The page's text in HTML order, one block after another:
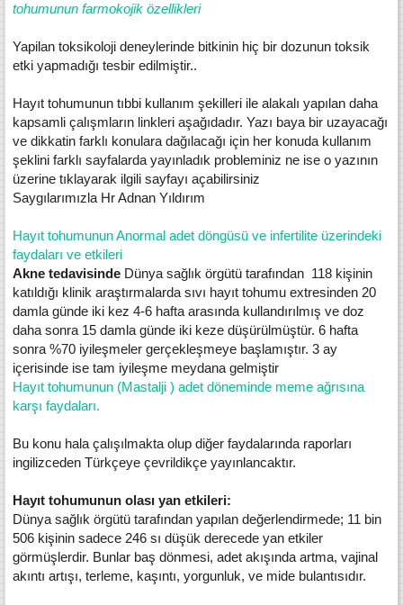
tohumunun farmokojik özellikleri
Yapilan toksikoloji deneylerinde bitkinin hiç bir dozunun toksik
etki yapmadığı tesbir edilmiştir..
Hayıt tohumunun tıbbi kullanım şekilleri ile alakalı yapılan daha
kapsamli çalışmların linkleri aşağıdadır. Yazı baya bir uzayacağı
ve dikkatin farklı konulara dağılacağı için her konuda kullanım
şeklini farklı sayfalarda yayınladık probleminiz ne ise o yazının
üzerine tıklayarak ilgili sayfayı açabilirsiniz
Saygılarımızla Hr Adnan Yıldırım
Hayıt tohumunun Anormal adet döngüsü ve infertilite üzerindeki
faydaları ve etkileri
Akne tedavisinde Dünya sağlık örgütü tarafından 118 kişinin
katıldığı klinik araştırmalarda sıvı hayıt tohumu extresinden 20
damla günde iki kez 4-6 hafta arasında kullandırılmış ve doz
daha sonra 15 damla günde iki keze düşürülmüştür. 6 hafta
sonra %70 iyileşmeler gerçekleşmeye başlamıştır. 3 ay
içerisinde ise tam iyileşme meydana gelmiştir
Hayıt tohumunun (Mastalji ) adet döneminde meme ağrısına
karşı faydaları.
Bu konu hala çalışılmakta olup diğer faydalarında raporları
ingilizceden Türkçeye çevrildikçe yayınlancaktır.
Hayıt tohumunun olası yan etkileri:
Dünya sağlık örgütü tarafından yapılan değerlendirmede; 11 bin
506 kişinin sadece 246 sı düşük derecede yan etkiler
görmüşlerdir. Bunlar baş dönmesi, adet akışında artma, vajinal
akıntı artışı, terleme, kaşıntı, yorgunluk, ve mide bulantısıdır.